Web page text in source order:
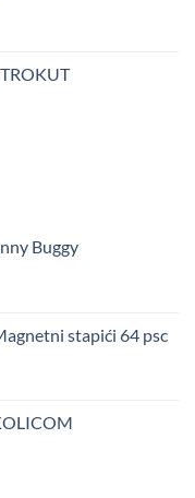
Buggy
KM.
stapići 64 psc
KM.